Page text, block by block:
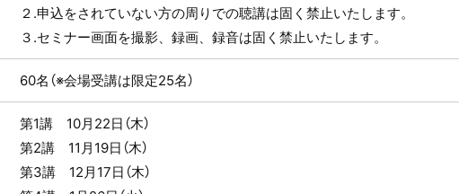
２.申込をされていない方の周りでの聴講は固く禁止いたします。
３.セミナー画面を撮影、録画、録音は固く禁止いたします。
60名（※会場受講は限定25名）
第1講 10月22日（木）
第2講 11月19日（木）
第3講 12月17日（木）